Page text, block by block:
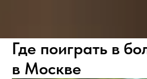
Где поиграть в
в Москве